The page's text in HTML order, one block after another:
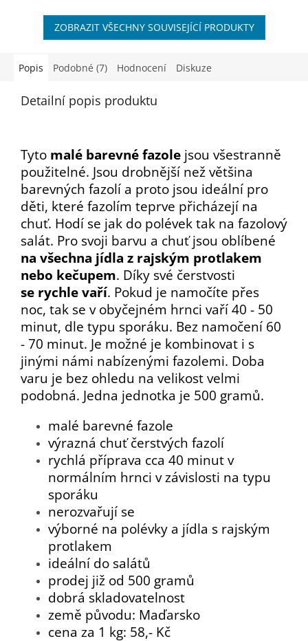
ZOBRAZIT VŠECHNY SOUVISEJÍCÍ PRODUKTY
Popis Podobné (7) Hodnocení Diskuze
Detailní popis produktu
Tyto malé barevné fazole jsou všestranně
použitelné. Jsou drobnější než většina
barevných fazolí a proto jsou ideální pro
děti, které fazolím teprve přicházejí na
chuť. Hodí se jak do polévek tak na fazolový
salát. Pro svoji barvu a chuť jsou oblíbené
na všechna jídla z rajským protlakem
nebo kečupem. Díky své čerstvosti
se rychle vaří. Pokud je namočíte přes
noc, tak se v obyčejném hrnci vaří 40 - 50
minut, dle typu sporáku. Bez namočení 60
- 70 minut. Je možné je kombinovat i s
jinými námi nabízenými fazolemi. Doba
varu je bez ohledu na velikost velmi
podobná. Jedna jednotka je 500 gramů.
malé barevné fazole
výrazná chuť čerstvých fazolí
rychlá příprava cca 40 minut v
normálním hrnci v závislosti na typu
sporáku
nerozvařují se
výborné na polévky a jídla s rajským
protlakem
ideální do salátů
prodej již od 500 gramů
dobrá skladovatelnost
země původu: Maďarsko
cena za 1 kg: 58,- Kč